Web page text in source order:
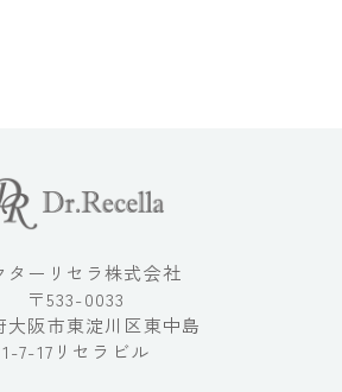
ターリセラ株式会社
〒533-0033
大阪市東淀川区東中島
1-7-17リセラビル